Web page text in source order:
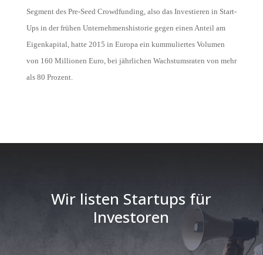
Segment des Pre-Seed Crowdfunding, also das Investieren in Start-
Ups in der frühen Unternehmenshistorie gegen einen Anteil am
Eigenkapital, hatte 2015 in Europa ein kummuliertes Volumen
von 160 Millionen Euro, bei jährlichen Wachstumsraten von mehr
als 80 Prozent.
Wir listen Startups für
Investoren